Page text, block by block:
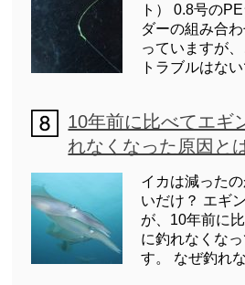
ト） 0.8号の
ダーの組み合
っていますが
トラブルはな
10年前に比べてエギ
れなくなった原因と
イカは減った
いだけ？ エギ
が、10年前に
に釣れなくな
す。 なぜ釣れ